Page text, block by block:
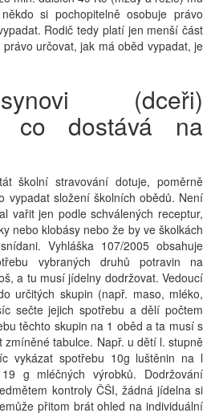
si pochopitelně osobuje právo
Rodič tedy platí jen menší část
určovat, jak má oběd vypadat, je
(dceři)
co dostává na
školní stravování dotuje, poměrně
vypadat složení školních obědů. Není
vařit jen podle schválených receptur,
nebo klobásy nebo že by ve školkách
Vyhláška 107/2005 obsahuje
vybraných druhů potravin na
a tu musí jídelny dodržovat. Vedoucí
určitých skupin (např. maso, mléko,
sečte jejich spotřebu a dělí počtem
těchto skupin na 1 oběd a ta musí s
zmíněné tabulce. Např. u dětí l. stupně
vykázat spotřebu 10g luštěnin na l
g mléčných výrobků. Dodržování
kontroly ČŠI, žádná jídelna si
přitom brát ohled na individuální